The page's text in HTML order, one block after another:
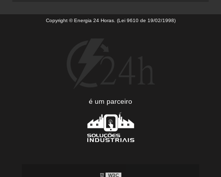
Copyright © Energia 24 Horas. (Lei 9610 de 19/02/1998)
é um parceiro
W3C